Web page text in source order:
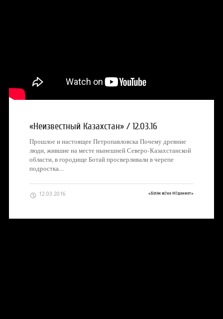
«Неизвестный Казахстан» / 12.03.16
Прошлое и настоящее Петропавловска Почему древние
люди, жившие на месте нынешней Северо-Казахстанской
области, в городище Ботай просверливали в черепе
подростка…
12.03.2016 «Білім ж?не М?дениет»